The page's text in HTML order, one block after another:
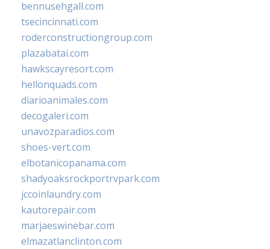
bennusehgall.com
tsecincinnati.com
roderconstructiongroup.com
plazabatai.com
hawkscayresort.com
hellonquads.com
diarioanimales.com
decogaleri.com
unavozparadios.com
shoes-vert.com
elbotanicopanama.com
shadyoaksrockportrvpark.com
jccoinlaundry.com
kautorepair.com
marjaeswinebar.com
elmazatlanclinton.com